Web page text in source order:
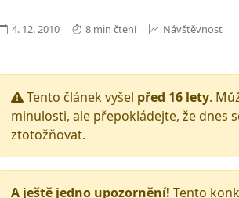
4. 12. 2010 8 min čtení Návštěvnost
Tento článek vyšel před 16 lety.
minulosti, ale přepokládejte, že dnes
ztotožňovat.
A ještě jedno upozornění! Tento